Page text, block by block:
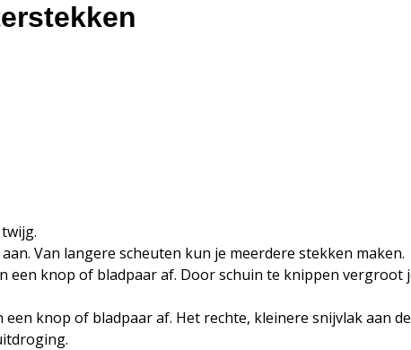
Van langere scheuten kun je meerdere stekken maken.
een knop of bladpaar af. Door schuin te knippen
knop of bladpaar af. Het rechte, kleinere snijvlak aan